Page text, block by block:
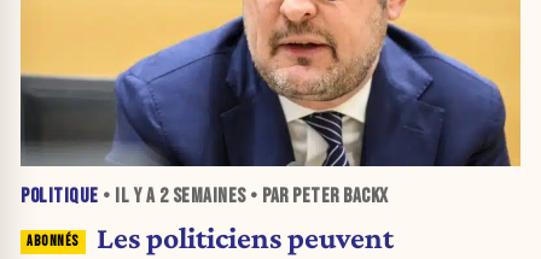
POLITIQUE • IL Y A 2 SEMAINES• PAR PETER BACKX
Les politiciens peuvent